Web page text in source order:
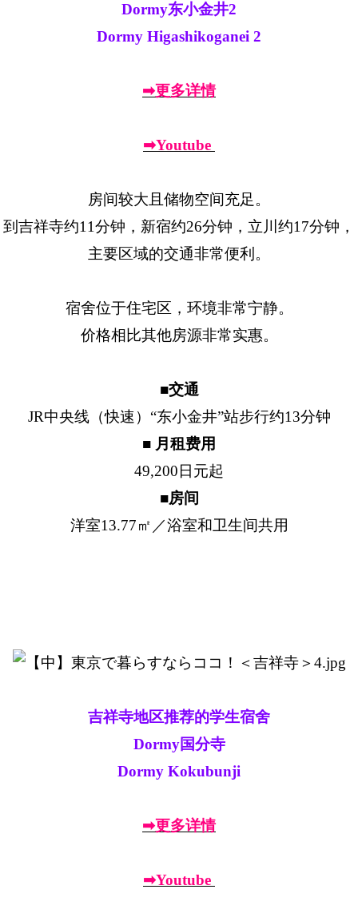
Dormy东小金井2
Dormy Higashikoganei 2
➡更多详情
➡Youtube
房间较大且储物空间充足。
到吉祥寺约11分钟，新宿约26分钟，立川约17分钟，
主要区域的交通非常便利。
宿舍位于住宅区，环境非常宁静。
价格相比其他房源非常实惠。
■交通
JR中央线（快速）“东小金井”站步行约13分钟
■ 月租费用
49,200日元起
■房间
洋室13.77㎡／浴室和卫生间共用
吉祥寺地区推荐的学生宿舍
Dormy国分寺
Dormy Kokubunji
➡更多详情
➡Youtube